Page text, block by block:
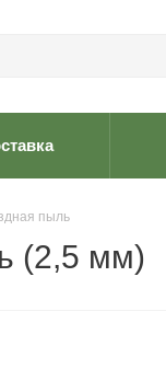
пыль
(2,5 мм)